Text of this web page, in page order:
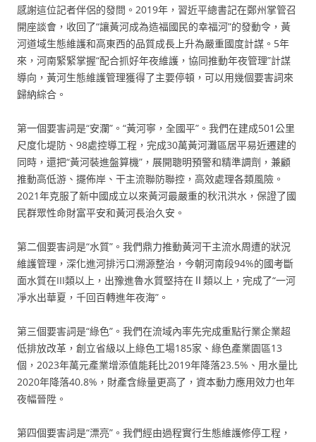
感謝這位記者伴侶的發問。2019年，習近平總書記在鄭州掌管召
開座談會，收回了“讓黃河成為造福國民的幸福河”的發動令，黃
河道域生態維護和高東西的品質成長上升為嚴重國度計謀。5年
來，河南緊緊掌握“配合抓好年夜維護，協同推動年夜管理”計謀
導向，黃河生態維護管理獲得了主要停頓，可以用幾個要害詞來
歸納綜合。
第一個要害詞是“安瀾”。“黃河寧，全國平”。我們在建成501公里
尺度化堤防、98處控導工程，完成30萬黃河灘區居平易近遷建的
同時，還把“黃河裝進盤算機”，展開聰明預警和精準調劑，兼顧
推動高低游、擺佈岸、干主流聯防聯控，高效處理各類風險。
2021年克服了新中國成立以來黃河最嚴重的秋汛洪水，保證了國
民群眾性命財富平安和黃河長治久安。
第二個要害詞是“水質”。我們鼎力推動黃河干主流水周遭的狀況
維護管理，深化進河排污口溯源整治，今朝河南段94%的國考斷
面水質在III類以上，出豫進魯水質堅持在Ⅱ類以上，完成了“一河
凈水出華夏，千回百轉進年夜海”。
第三個要害詞是“綠色”。我們在流域內率先完成重點行業企業超
低排放改革，創立省級以上綠色工場185家、綠色產業園區13
個，2023年萬元產業增添值能耗比2019年降落23.5%、用水量比
2020年降落40.8%，財產含綠量更高了，資本動力應用效力也年
夜幅晉陞。
第四個要害詞是“漂亮”。我們經由過程實行生態維護修停工程，